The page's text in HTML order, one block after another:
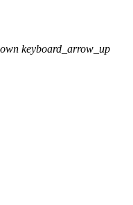
keyboard_arrow_up